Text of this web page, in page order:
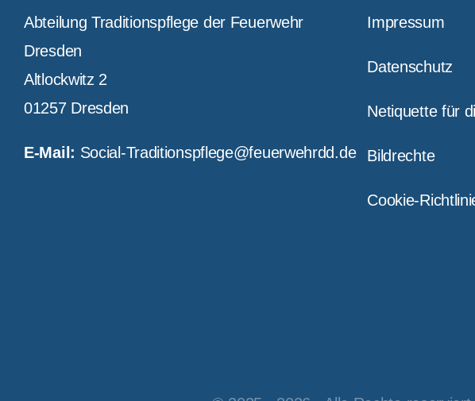
Abteilung Traditionspflege der Feuerwehr
Dresden
Altlockwitz 2
01257 Dresden
E-Mail: Social-Traditionspflege@feuerwehrdd.de
Impressum
Datenschutz
Netiquette für
Bildrechte
Cookie-